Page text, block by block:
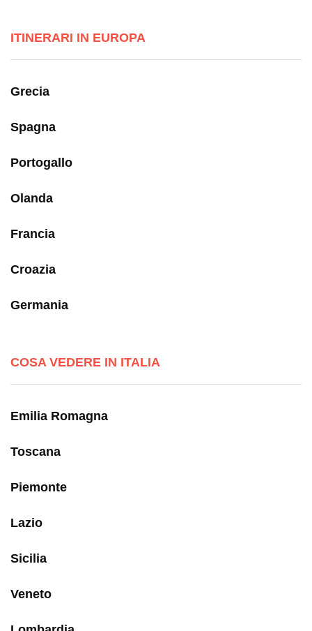
ITINERARI IN EUROPA
Grecia
Spagna
Portogallo
Olanda
Francia
Croazia
Germania
COSA VEDERE IN ITALIA
Emilia Romagna
Toscana
Piemonte
Lazio
Sicilia
Veneto